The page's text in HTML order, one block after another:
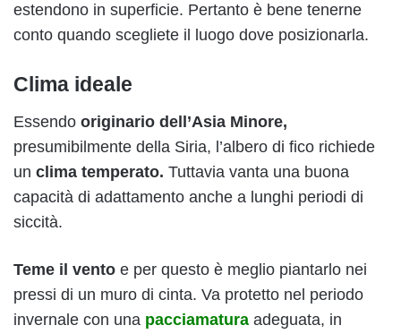
estendono in superficie. Pertanto è bene tenerne
conto quando scegliete il luogo dove posizionarla.
Clima ideale
Essendo originario dell’Asia Minore,
presumibilmente della Siria, l’albero di fico richiede
un clima temperato. Tuttavia vanta una buona
capacità di adattamento anche a lunghi periodi di
siccità.
Teme il vento e per questo è meglio piantarlo nei
pressi di un muro di cinta. Va protetto nel periodo
invernale con una pacciamatura adeguata, in